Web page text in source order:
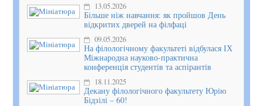
13.05.2026
Більше ніж навчання: як пройшов День
відкритих дверей на філфаці
09.05.2026
На філологічному факультеті відбулася ІХ
Міжнародна науково-практична
конференція студентів та аспірантів
18.11.2025
Декану філологічного факультету Юрію
Бідзілі – 60!